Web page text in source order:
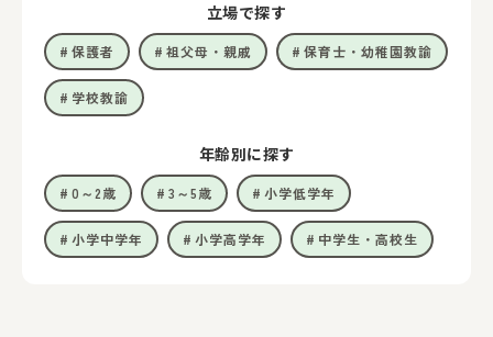
立場で探す
保護者 祖父母・親戚 保育士・幼稚園教諭
学校教諭
年齢別に探す
0～2歳 3～5歳 小学低学年
小学中学年 小学高学年 中学生・高校生